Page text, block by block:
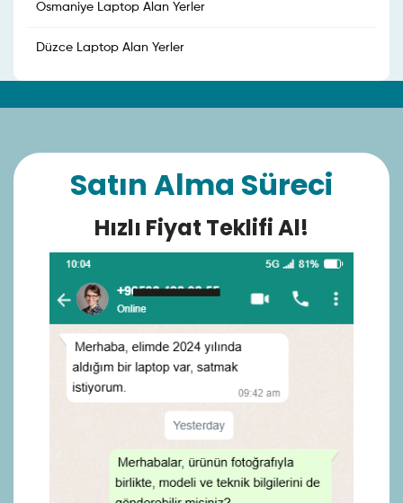
Osmaniye Laptop Alan Yerler
Düzce Laptop Alan Yerler
Satın Alma Süreci
Hızlı Fiyat Teklifi Al!